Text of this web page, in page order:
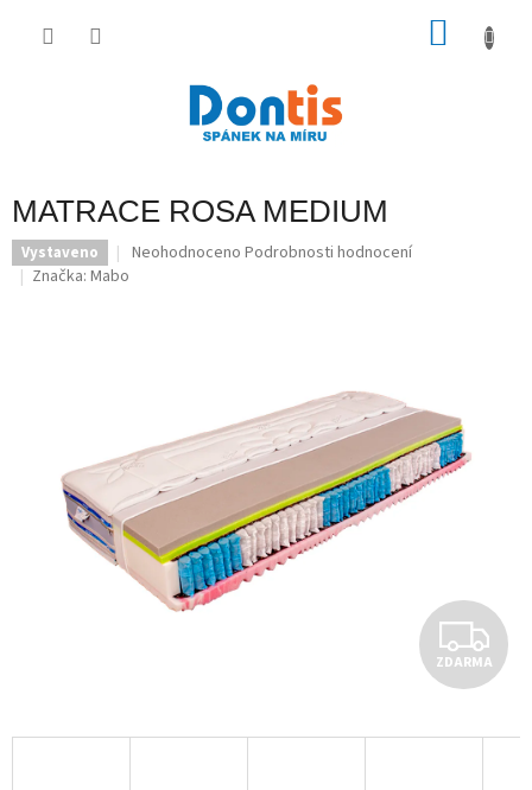
MATRACE ROSA MEDIUM
Vystaveno
Průměrné
Neohodnoceno Podrobnosti hodnocení
Značka: Mabo
Z
D
A
ZDARMA